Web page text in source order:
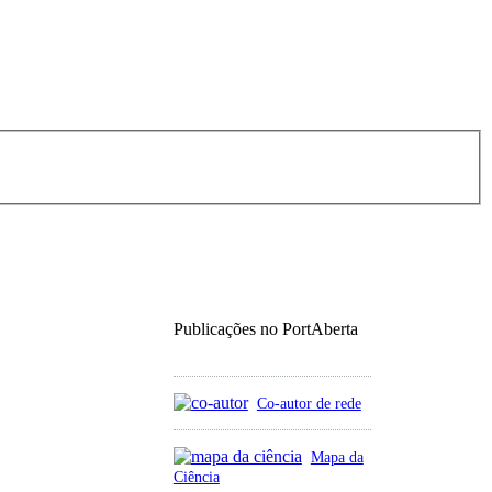
Publicações no PortAberta
Co-autor de rede
Mapa da
Ciência